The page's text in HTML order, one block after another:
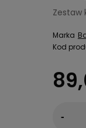
Zestaw
Marka
Kod
-